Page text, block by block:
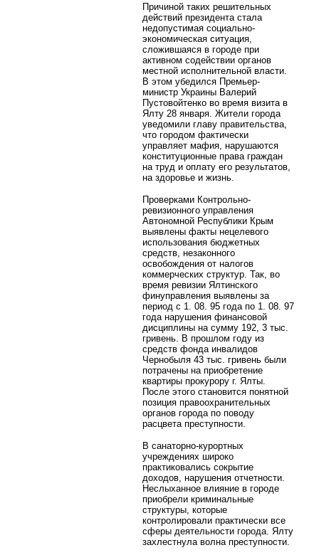
Причиной таких решительных
действий президента стала
недопустимая социально-
экономическая ситуация,
сложившаяся в городе при
активном содействии органов
местной исполнительной власти.
В этом убедился Премьер-
министр Украины Валерий
Пустовойтенко во время визита в
Ялту 28 января. Жители города
уведомили главу правительства,
что городом фактически
управляет мафия, нарушаются
конституционные права граждан
на труд и оплату его результатов,
на здоровье и жизнь.
Проверками Контрольно-
ревизионного управления
Автономной Республики Крым
выявлены факты нецелевого
использования бюджетных
средств, незаконного
освобождения от налогов
коммерческих структур. Так, во
время ревизии Ялтинского
финуправления выявлены за
период с 1. 08. 95 года по 1. 08. 97
года нарушения финансовой
дисциплины на сумму 192, 3 тыс.
гривень. В прошлом году из
средств фонда инвалидов
Чернобыля 43 тыс. гривень были
потрачены на приобретение
квартиры прокурору г. Ялты.
После этого становится понятной
позиция правоохранительных
органов города по поводу
расцвета преступности.
В санаторно-курортных
учреждениях широко
практиковались сокрытие
доходов, нарушения отчетности.
Неслыханное влияние в городе
приобрели криминальные
структуры, которые
контролировали практически все
сферы деятельности города. Ялту
захлестнула волна преступности.